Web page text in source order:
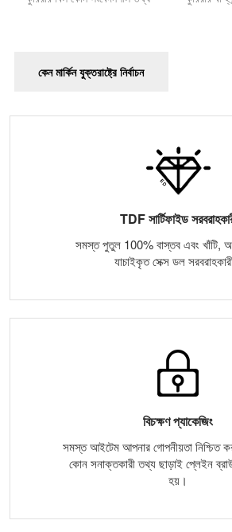
কেন মার্কিন যুক্তরাষ্ট্রে নির্বাচন
TDF সার্টিফাইড
সমস্ত পুতুল 100% বাস্তব এবং খাঁটি,
যাচাইকৃত সেক্স ডল
বিচক্ষণ প্যাকেজিং
সমস্ত আইটেম আপনার গোপনীয়তা নিশ্চিত
কোন সনাক্তকারী তথ্য ছাড়াই প্লেইন
হয়।